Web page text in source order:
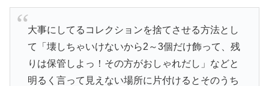
大事にしてるコレクションを捨てさせる方法とし
て「壊しちゃいけないから2～3個だけ飾って、残
りは保管しよっ！その方がおしゃれだし」などと
明るく言って見えない場所に片付けるとそのうち